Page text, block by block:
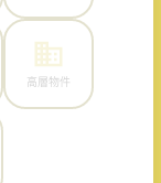
高層物件